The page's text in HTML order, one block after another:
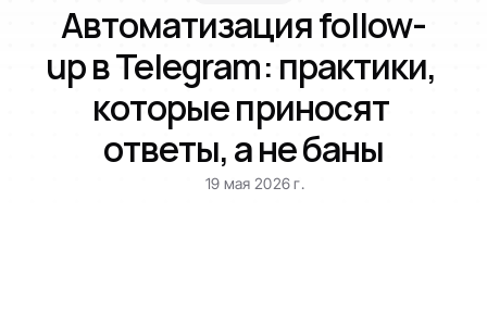
Автоматизация follow-
up в Telegram: практики,
которые приносят
ответы, а не баны
19 мая 2026 г.